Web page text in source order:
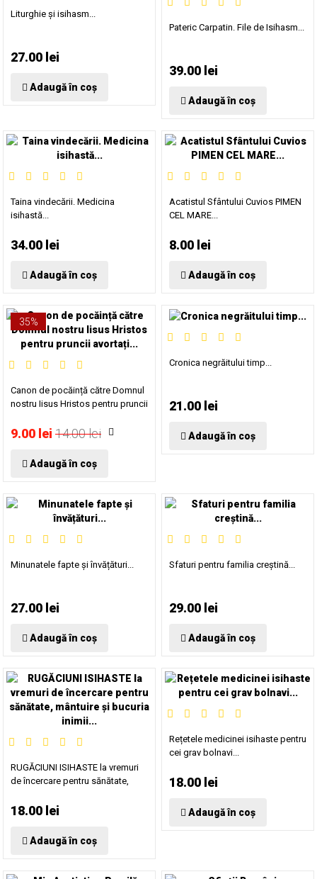
Liturghie și isihasm...
27.00 lei
Adaugă în coș
Pateric Carpatin. File de Isihasm...
39.00 lei
Adaugă în coș
Taina vindecării. Medicina
isihastă...
34.00 lei
Adaugă în coș
Acatistul Sfântului Cuvios PIMEN
CEL MARE...
8.00 lei
Adaugă în coș
35%
Canon de pocăință către Domnul
nostru Iisus Hristos pentru pruncii
9.00 lei 14.00 lei
Adaugă în coș
Cronica negrăitului timp...
21.00 lei
Adaugă în coș
Minunatele fapte și învățături...
27.00 lei
Adaugă în coș
Sfaturi pentru familia creștină...
29.00 lei
Adaugă în coș
RUGĂCIUNI ISIHASTE la vremuri
de încercare pentru sănătate,
18.00 lei
Adaugă în coș
Rețetele medicinei isihaste pentru
cei grav bolnavi...
18.00 lei
Adaugă în coș